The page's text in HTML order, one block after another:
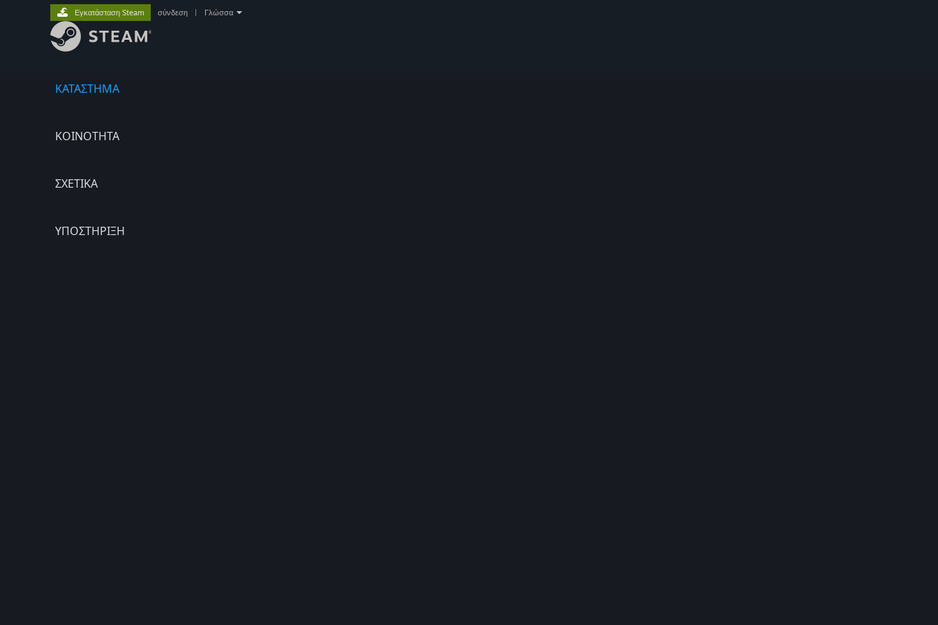
ΚΑΤΑΣΤΗΜΑ
ΚΟΙΝΟΤΗΤΑ
ΣΧΕΤΙΚΆ
ΥΠΟΣΤΗΡΙΞΗ
Εγκατάσταση Steam σύνδεση Γλώσσα